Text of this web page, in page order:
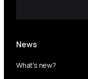
News
What's new?